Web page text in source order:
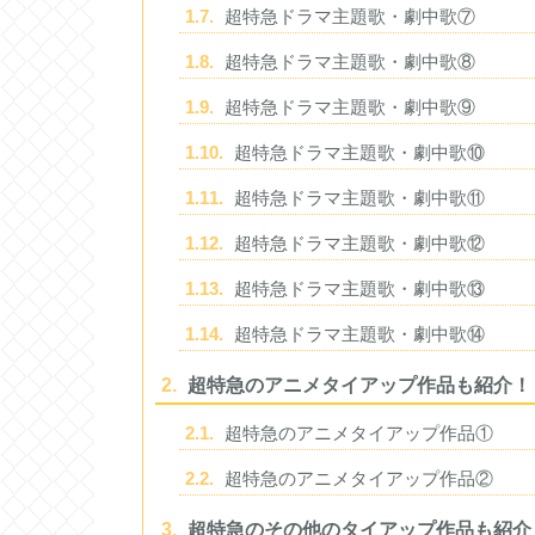
1.7. 超特急ドラマ主題歌・劇中歌⑦
1.8. 超特急ドラマ主題歌・劇中歌⑧
1.9. 超特急ドラマ主題歌・劇中歌⑨
1.10. 超特急ドラマ主題歌・劇中歌⑩
1.11. 超特急ドラマ主題歌・劇中歌⑪
1.12. 超特急ドラマ主題歌・劇中歌⑫
1.13. 超特急ドラマ主題歌・劇中歌⑬
1.14. 超特急ドラマ主題歌・劇中歌⑭
2. 超特急のアニメタイアップ作品も紹介！
2.1. 超特急のアニメタイアップ作品①
2.2. 超特急のアニメタイアップ作品②
3. 超特急のその他のタイアップ作品も紹介